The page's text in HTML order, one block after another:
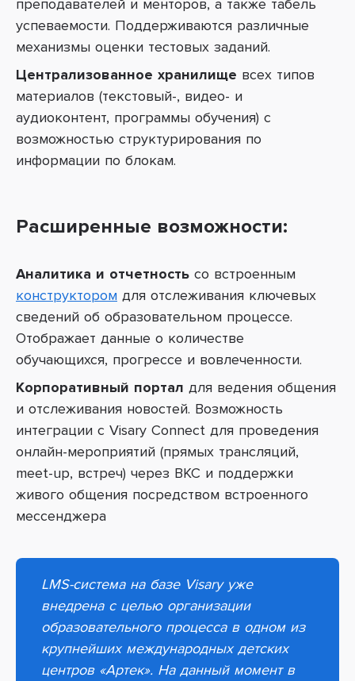
преподавателей и менторов, а также табель
успеваемости. Поддерживаются различные
механизмы оценки тестовых заданий.
Централизованное хранилище всех типов
материалов (текстовый-, видео- и
аудиоконтент, программы обучения) с
возможностью структурирования по
информации по блокам.
Расширенные возможности:
Аналитика и отчетность со встроенным
конструктором для отслеживания ключевых
сведений об образовательном процессе.
Отображает данные о количестве
обучающихся, прогрессе и вовлеченности.
Корпоративный портал для ведения общения
и отслеживания новостей. Возможность
интеграции с Visary Connect для проведения
онлайн-мероприятий (прямых трансляций,
meet-up, встреч) через ВКС и поддержки
живого общения посредством встроенного
мессенджера
LMS-система на базе Visary уже
внедрена с целью организации
образовательного процесса в одном из
крупнейших международных детских
центров «Артек». На данный момент в